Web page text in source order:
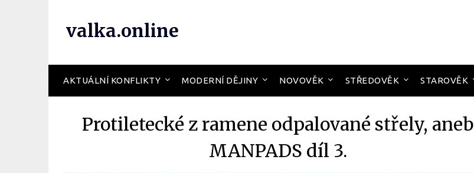
valka.online
AKTUÁLNÍ KONFLIKTY MODERNÍ DĚJINY NOVOVĚK STŘEDOVĚK STAROVĚK
Protiletecké z ramene odpalované střely, aneb
MANPADS díl 3.